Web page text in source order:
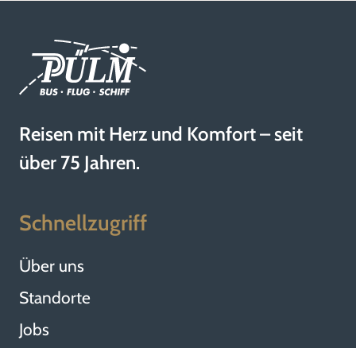
Reisen mit Herz und Komfort – seit
über 75 Jahren.
Schnellzugriff
Über uns
Standorte
Jobs